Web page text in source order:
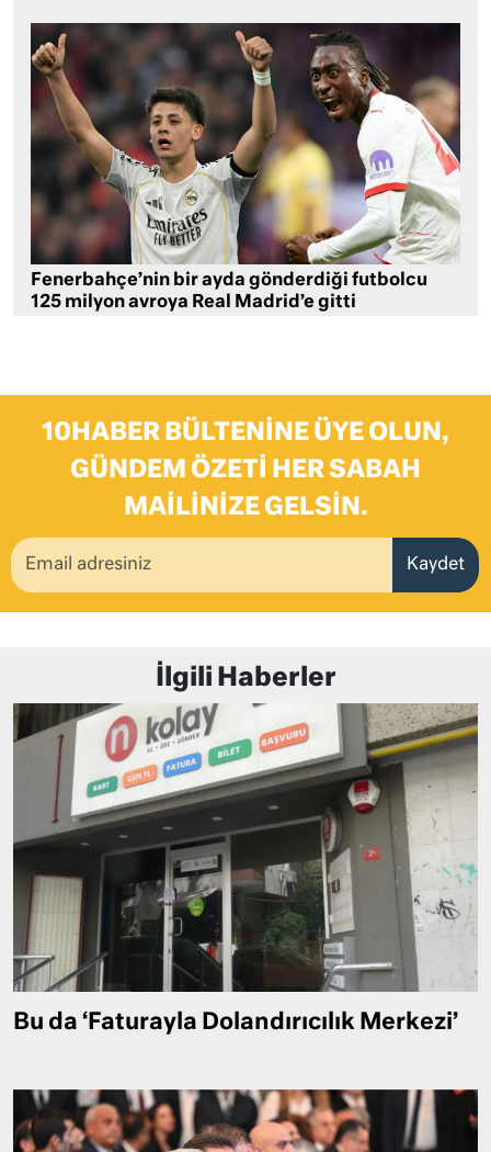
Fenerbahçe’nin bir ayda gönderdiği futbolcu
125 milyon avroya Real Madrid’e gitti
10HABER BÜLTENINE ÜYE OLUN,
GÜNDEM ÖZETI HER SABAH
MAILINIZE GELSIN.
Kaydet
İlgili Haberler
Bu da ‘Faturayla Dolandırıcılık Merkezi’